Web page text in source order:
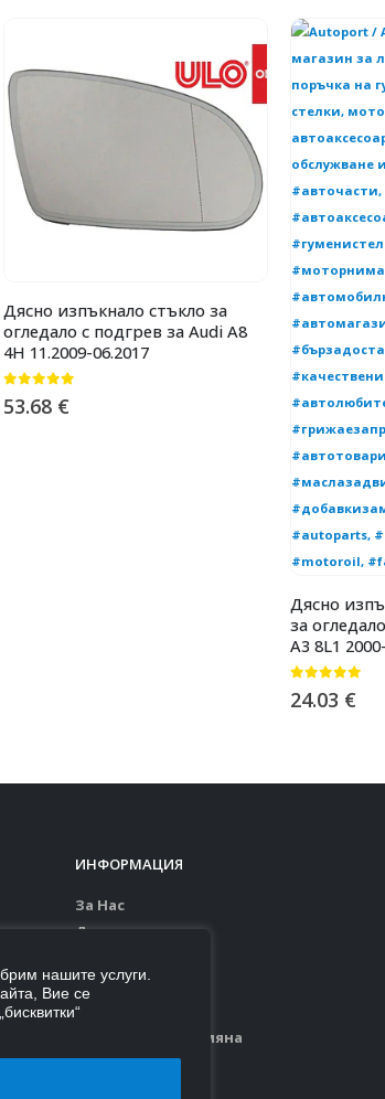
нашите услуги.
Вие се
Дясно изпъкнало стъкло за
огледало с подгрев за Audi A8
4H 11.2009-06.2017
53.68 €
Дясно
за
A3 8L1
24.03 €
ИНФОРМАЦИЯ
За Нас
Доставка
Бисквитки
Общи условия
Връщане или замяна